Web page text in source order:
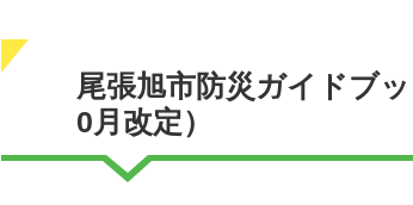
尾張旭市防災ガイドブ
0月改定）